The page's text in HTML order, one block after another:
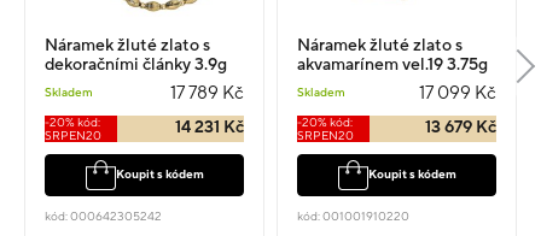
Náramek žluté zlato s
dekoračními články 3.9g
Skladem 17 789 Kč
-20% kód:
SRPEN20
14 231 Kč
Koupit s kódem
kód: 000642305242
Náramek žluté zlato s
akvamarínem vel.19 3.75g
Skladem 17 099 Kč
-20% kód:
SRPEN20
13 679 Kč
Koupit s kódem
kód: 001001910220